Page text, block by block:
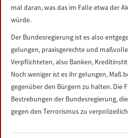
mal daran, was das im Falle etwa der
würde.
Der Bundesregierung ist es also
gelungen, praxisgerechte und
Verpflichteten, also Banken,
Noch weniger ist es ihr gelungen, Maß
gegenüber den Bürgern zu halten. Die
Bestrebungen der Bundesregierung,
gegen den Terrorismus zu